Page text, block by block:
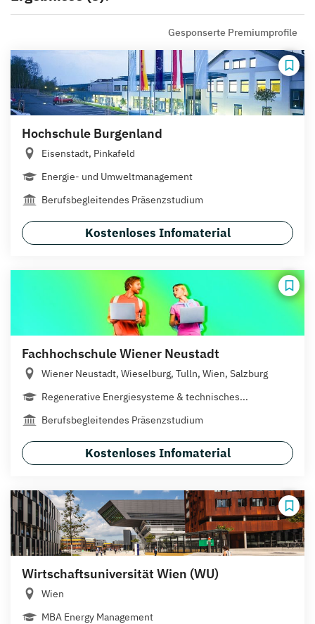
Gesponserte Premiumprofile
Hochschule Burgenland
Eisenstadt, Pinkafeld
Energie- und Umweltmanagement
Berufsbegleitendes Präsenzstudium
Kostenloses Infomaterial
Fachhochschule Wiener Neustadt
Wiener Neustadt, Wieselburg, Tulln, Wien, Salzburg
Regenerative Energiesysteme & technisches...
Berufsbegleitendes Präsenzstudium
Kostenloses Infomaterial
Wirtschaftsuniversität Wien (WU)
Wien
MBA Energy Management